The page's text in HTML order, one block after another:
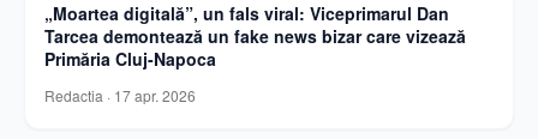
„Moartea digitală”, un fals viral: Viceprimarul Dan
Tarcea demontează un fake news bizar care vizează
Primăria Cluj-Napoca
Redactia · 17 apr. 2026